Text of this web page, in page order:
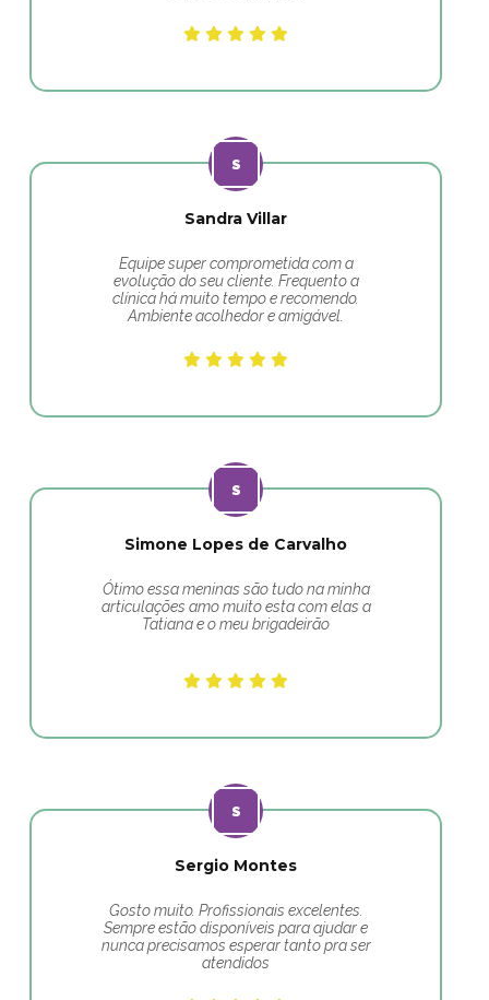
Sandra Villar
Equipe super comprometida com a
evolução do seu cliente. Frequento a
clínica há muito tempo e recomendo.
Ambiente acolhedor e amigável.
Simone Lopes de Carvalho
Ótimo essa meninas são tudo na minha
articulações amo muito esta com elas a
Tatiana e o meu brigadeirão
Sergio Montes
Gosto muito. Profissionais excelentes.
Sempre estão disponíveis para ajudar e
nunca precisamos esperar tanto pra ser
atendidos